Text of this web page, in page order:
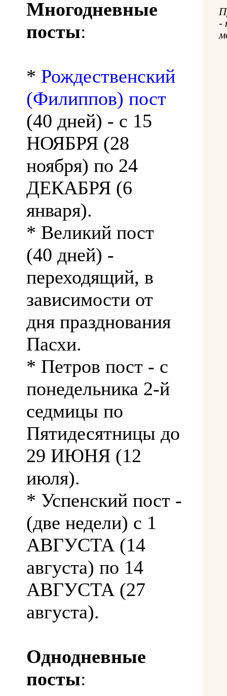
Многодневные
посты:
* Рождественский
(Филиппов) пост
(40 дней) - с 15
НОЯБРЯ (28
ноября) по 24
ДЕКАБРЯ (6
января).
* Великий пост
(40 дней) -
переходящий, в
зависимости от
дня празднования
Пасхи.
* Петров пост - с
понедельника 2-й
седмицы по
Пятидесятницы до
29 ИЮНЯ (12
июля).
* Успенский пост -
(две недели) с 1
АВГУСТА (14
августа) по 14
АВГУСТА (27
августа).
Однодневные
посты:
-